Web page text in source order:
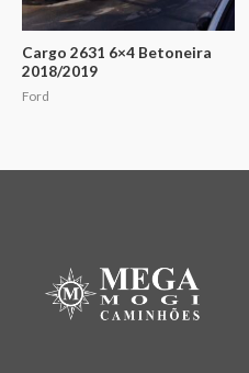
Cargo 2631 6×4 Betoneira
2018/2019
Ford